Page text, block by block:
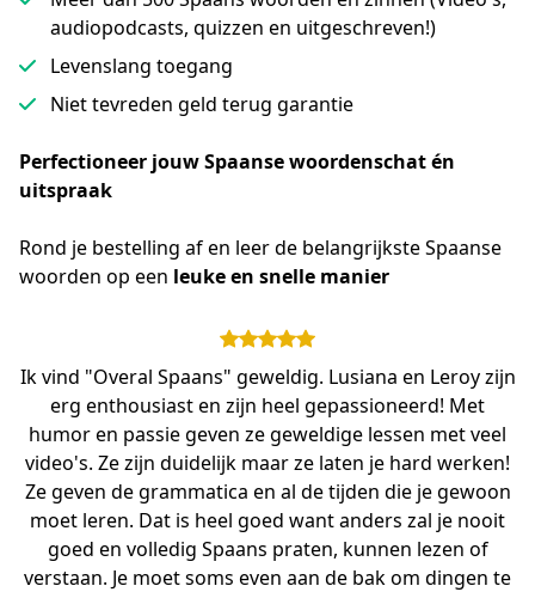
audiopodcasts, quizzen en uitgeschreven!)
Levenslang toegang
Niet tevreden geld terug garantie
Perfectioneer jouw Spaanse woordenschat én
uitspraak
Rond je bestelling af en leer de belangrijkste Spaanse
woorden op een leuke en snelle manier
Ik vind "Overal Spaans" geweldig. Lusiana en Leroy zijn
erg enthousiast en zijn heel gepassioneerd! Met
humor en passie geven ze geweldige lessen met veel
video's. Ze zijn duidelijk maar ze laten je hard werken!
Ze geven de grammatica en al de tijden die je gewoon
moet leren. Dat is heel goed want anders zal je nooit
goed en volledig Spaans praten, kunnen lezen of
verstaan. Je moet soms even aan de bak om dingen te